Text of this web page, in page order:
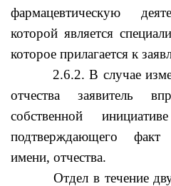
фармацевтическую
которой является
которое прилагается к
2.6.2. В случае
отчества заявитель
собственной
подтверждающего
имени, отчества.
Отдел в течение